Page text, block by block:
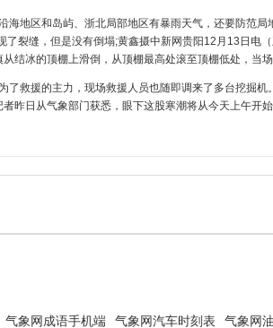
海地区和岛屿、浙北局部地区有暴雨天气，还要防范
了裂缝，但是没有倒塌;黄鑫摄中新网贵阳12月13日电
结冰的顶棚上滑倒，从顶棚最高处滚至顶棚低处，当场
了救援的主力，现场救援人员也随即调来了多台挖掘
昨日从气象部门获悉，眼下这股寒潮将从今天上午开
气象网成语手机端 气象网汽车时刻表 气象网